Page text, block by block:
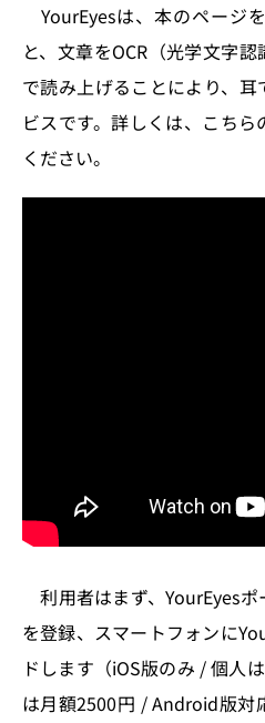
YourEyesは、本のページ
と、文章をOCR（光学文字
で読み上げることにより、
ビスです。詳しくは、こち
ください。
利用者はまず、YourEyes
を登録、スマートフォンに
ドします（iOS版のみ / 個人
は月額2500円 / Android版対